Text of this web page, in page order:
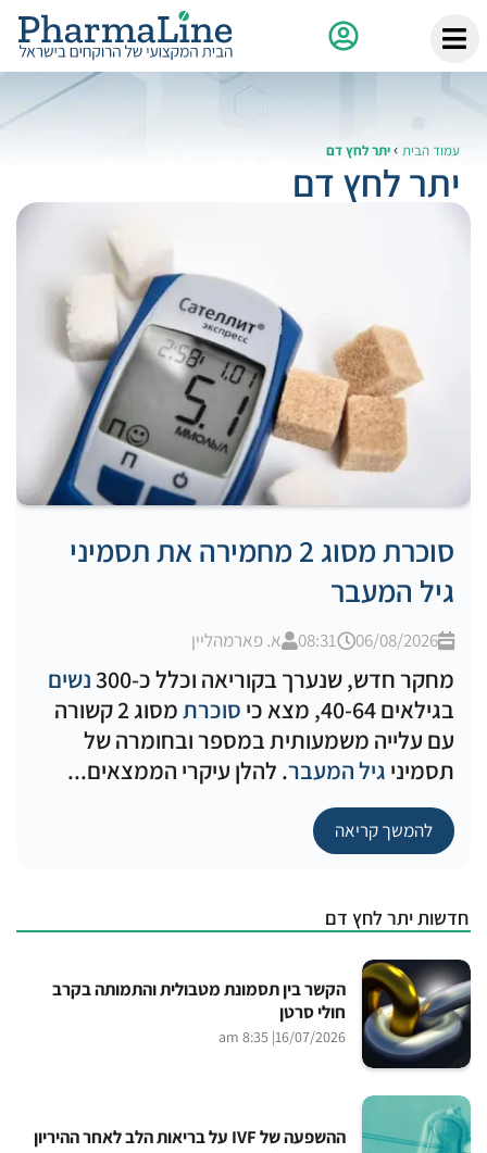
עמוד הבית ›יתר לחץ דם
יתר לחץ דם
סוכרת מסוג 2 מחמירה את תסמיני
גיל המעבר
06/08/2026
08:31 א. פארמהליין
מחקר חדש, שנערך בקוריאה וכלל כ-300
נשים
בגילאים 40-64, מצא כי
סוכרת
מסוג 2 קשורה
עם עלייה משמעותית במספר ובחומרה של
תסמיני גיל המעבר. להלן עיקרי הממצאים...
להמשך קריאה
חדשות יתר לחץ דם
הקשר בין תסמונת מטבולית והתמותה בקרב
חולי סרטן
16/07/2026
| 8:35 am
ההשפעה של IVF על בריאות הלב לאחר ההיריון